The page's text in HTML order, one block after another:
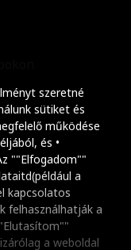
szeretné
sütiket és
működése
és •
""Elfogadom""
a
kapcsolatos
felhasználhatják a
a weboldal
Szöveg méretének
Szóköz növelése
Szóköz csökkentése
Sortávolság
Sortávolság